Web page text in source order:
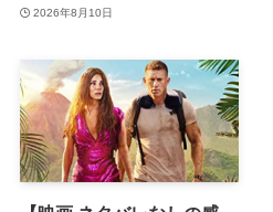
2026年8月10日